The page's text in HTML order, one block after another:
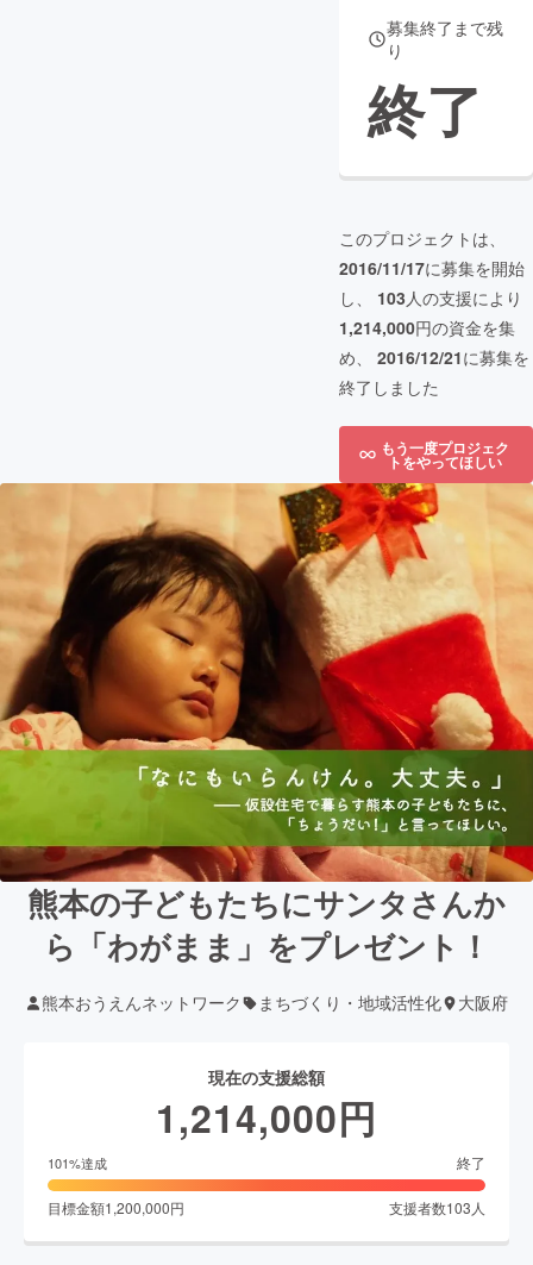
募集終了まで残
り
終了
このプロジェクトは、
2016/11/17に募集を開始
し、 103人の支援により
1,214,000円の資金を集
め、 2016/12/21に募集を
終了しました
もう一度プロジェク
トをやってほしい
熊本の子どもたちにサンタさんか
ら「わがまま」をプレゼント！
熊本おうえんネットワーク まちづくり・地域活性化 大阪府
現在の支援総額
1,214,000円
101%達成 終了
目標金額1,200,000円 支援者数103 人